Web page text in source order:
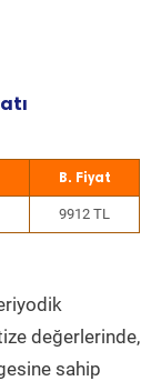
9912 TL
değerlerinde,
sahip